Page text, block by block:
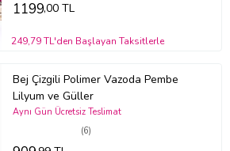
1199,00 TL
249,79 TL'den Başlayan Taksitlerle
Bej Çizgili Polimer Vazoda Pembe
Lilyum ve Güller
(6)
Aynı Gün Ücretsiz Teslimat